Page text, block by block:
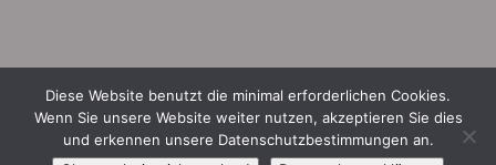
Diese Website benutzt die minimal erforderlichen Cookies.
Wenn Sie unsere Website weiter nutzen, akzeptieren Sie dies
und erkennen unsere Datenschutzbestimmungen an.